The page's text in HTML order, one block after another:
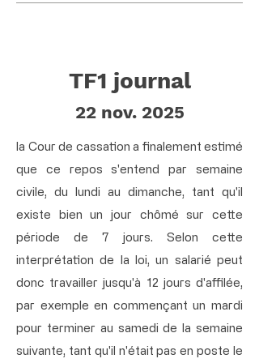
TF1 journal
22 nov. 2025
la Cour de cassation a finalement estimé
que ce repos s'entend par semaine
civile, du lundi au dimanche, tant qu'il
existe bien un jour chômé sur cette
période de 7 jours. Selon cette
interprétation de la loi, un salarié peut
donc travailler jusqu'à 12 jours d'affilée,
par exemple en commençant un mardi
pour terminer au samedi de la semaine
suivante, tant qu'il n'était pas en poste le